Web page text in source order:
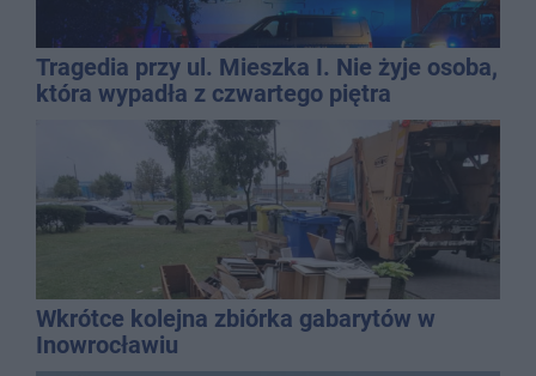
Tragedia przy ul. Mieszka I. Nie żyje osoba,
która wypadła z czwartego piętra
Wkrótce kolejna zbiórka gabarytów w
Inowrocławiu